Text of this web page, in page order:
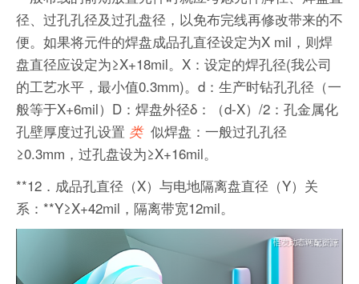
径、过孔孔径及过孔盘径，以免布完线再修改带来的不
便。如果将元件的焊盘成品孔直径设定为X mil，则焊
盘直径应设定为≥X+18mil。X：设定的焊孔径(我公司
的工艺水平，最小值0.3mm)。d：生产时钻孔孔径（一
般等于X+6mil）D：焊盘外径δ：（d-X）/2：孔金属化
孔壁厚度过孔设置 类 似焊盘：一般过孔孔径
≥0.3mm，过孔盘设为≥X+16mil。
**12．成品孔直径（X）与电地隔离盘直径（Y）关
系：**Y≥X+42mil，隔离带宽12mil。